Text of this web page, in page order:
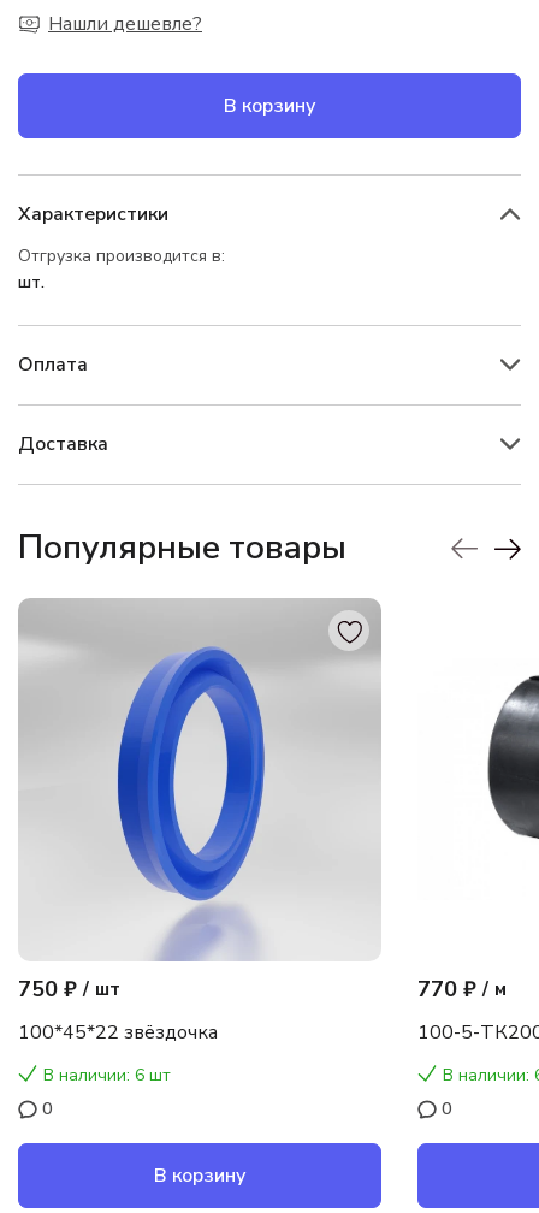
Нашли дешевле?
В корзину
Характеристики
Отгрузка производится в:
шт.
Оплата
Доставка
Популярные товары
750 ₽ / шт
100*45*22 звёздочка
В наличии: 6 шт
0
В корзину
770 ₽ / м
100-5-
В наличии:
0